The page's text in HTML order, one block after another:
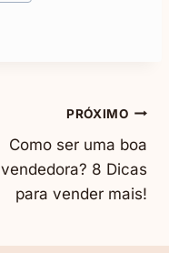
PRÓXIMO
Como ser uma boa
vendedora? 8 Dicas
para vender mais!